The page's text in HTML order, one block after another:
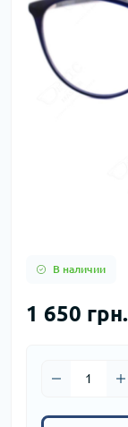
В наличии
1 650 грн.